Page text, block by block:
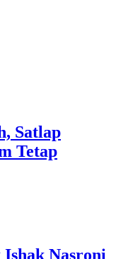
Satlap
Tetap
Nasroni